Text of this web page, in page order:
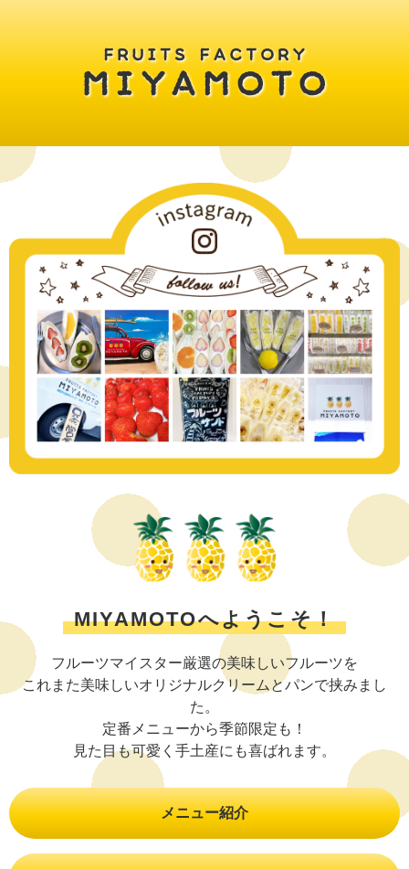
MIYAMOTOへようこそ！
フルーツマイスター厳選の美味しいフルーツを
これまた美味しいオリジナルクリームとパンで挟みまし
た。
定番メニューから季節限定も！
見た目も可愛く手土産にも喜ばれます。
メニュー紹介